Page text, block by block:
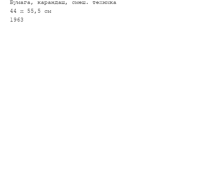
Бумага, карандаш, смеш. техника
44 х 55,5
см
1963